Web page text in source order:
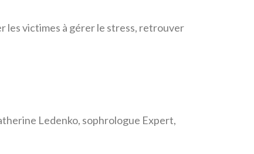
les victimes à gérer le stress, retrouver
Ledenko, sophrologue Expert,